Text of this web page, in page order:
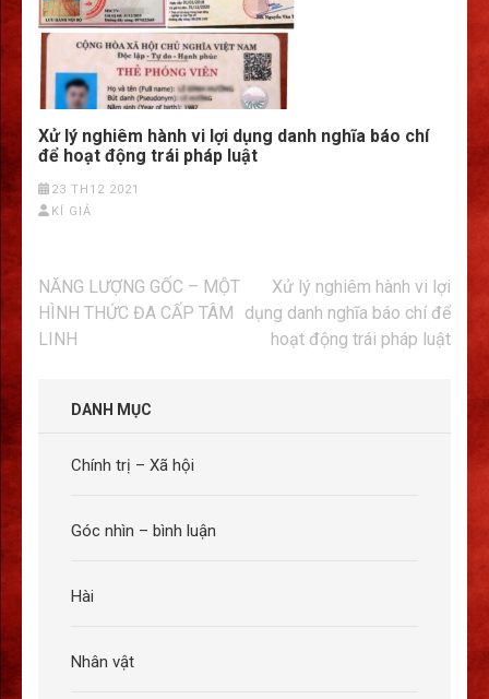
Xử lý nghiêm hành vi lợi dụng danh nghĩa báo chí
để hoạt động trái pháp luật
23 TH12 2021
KÍ GIẢ
Điều
hướng
bài
NĂNG LƯỢNG GỐC – MỘT
HÌNH THỨC ĐA CẤP TÂM
LINH
Xử lý nghiêm hành vi lợi
dụng danh nghĩa báo chí để
hoạt động trái pháp luật
DANH MỤC
Chính trị – Xã hội
Góc nhìn – bình luận
Hài
Nhân vật